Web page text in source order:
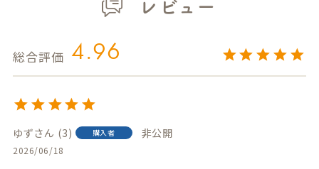
レビュー
4.96
ゆず 3 購入者 非公開
2026/06/18